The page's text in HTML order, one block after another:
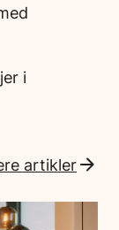
i
artikler